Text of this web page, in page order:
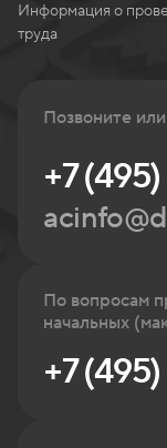
Информация о
труда
Позвоните
+7
По вопросам
начальных
+7